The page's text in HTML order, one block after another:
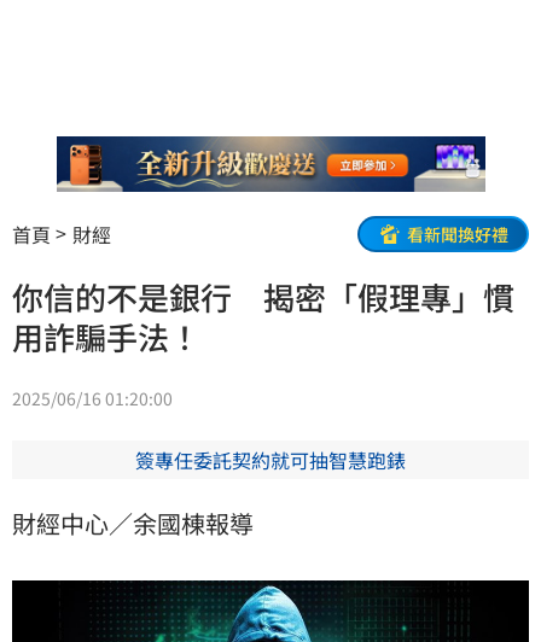
首頁 財經 看新聞換好禮
你信的不是銀行 揭密「假理專」慣
用詐騙手法！
2025/06/16 01:20:00
簽專任委託契約就可抽智慧跑錶
財經中心／余國棟報導